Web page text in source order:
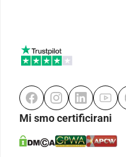
Mi smo certificirani